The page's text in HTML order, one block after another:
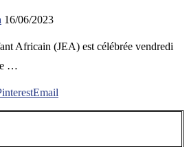
16/06/2023
Africain (JEA) est célébrée vendredi
…
Email